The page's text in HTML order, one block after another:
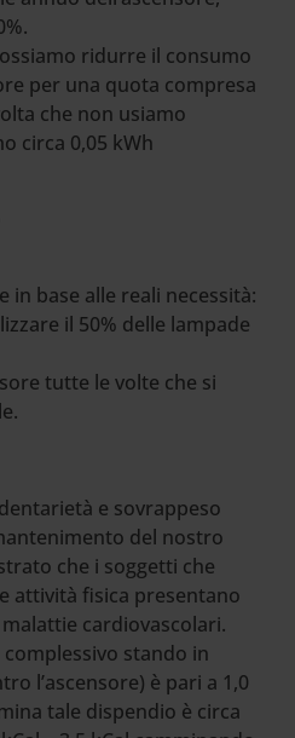
ridurre il consumo
per una quota compresa
che non usiamo
circa 0,05 kWh
in base alle reali necessità:
il 50% delle lampade
tutte le volte che si
e sovrappeso
del nostro
che i soggetti che
attività fisica presentano
cardiovascolari.
stando in
l’ascensore) è pari a 1,0
tale dispendio è circa